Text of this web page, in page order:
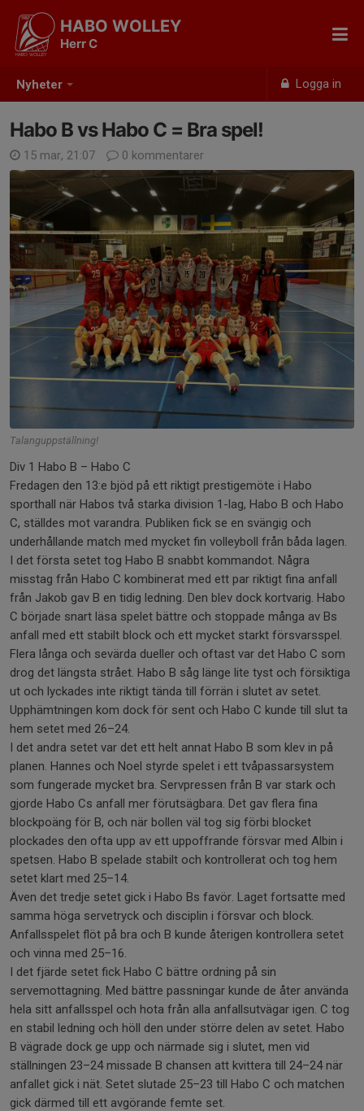
Nyheter Logga in
HABO WOLLEY
Herr C
Habo B vs Habo C = Bra spel!
15 mar, 21:07 0 kommentarer
Talanguppställning!
Div 1 Habo B – Habo C
Fredagen den 13:e bjöd på ett riktigt prestigemöte i Habo
sporthall när Habos två starka division 1-lag, Habo B och Habo
C, ställdes mot varandra. Publiken fick se en svängig och
underhållande match med mycket fin volleyboll från båda lagen.
I det första setet tog Habo B snabbt kommandot. Några
misstag från Habo C kombinerat med ett par riktigt fina anfall
från Jakob gav B en tidig ledning. Den blev dock kortvarig. Habo
C började snart läsa spelet bättre och stoppade många av Bs
anfall med ett stabilt block och ett mycket starkt försvarsspel.
Flera långa och sevärda dueller och oftast var det Habo C som
drog det längsta strået. Habo B såg länge lite tyst och försiktiga
ut och lyckades inte riktigt tända till förrän i slutet av setet.
Upphämtningen kom dock för sent och Habo C kunde till slut ta
hem setet med 26–24.
I det andra setet var det ett helt annat Habo B som klev in på
planen. Hannes och Noel styrde spelet i ett tvåpassarsystem
som fungerade mycket bra. Servpressen från B var stark och
gjorde Habo Cs anfall mer förutsägbara. Det gav flera fina
blockpoäng för B, och när bollen väl tog sig förbi blocket
plockades den ofta upp av ett uppoffrande försvar med Albin i
spetsen. Habo B spelade stabilt och kontrollerat och tog hem
setet klart med 25–14.
Även det tredje setet gick i Habo Bs favör. Laget fortsatte med
samma höga servetryck och disciplin i försvar och block.
Anfallsspelet flöt på bra och B kunde återigen kontrollera setet
och vinna med 25–16.
I det fjärde setet fick Habo C bättre ordning på sin
servemottagning. Med bättre passningar kunde de åter använda
hela sitt anfallsspel och hota från alla anfallsutvägar igen. C tog
en stabil ledning och höll den under större delen av setet. Habo
B vägrade dock ge upp och närmade sig i slutet, men vid
ställningen 23–24 missade B chansen att kvittera till 24–24 när
anfallet gick i nät. Setet slutade 25–23 till Habo C och matchen
gick därmed till ett avgörande femte set.